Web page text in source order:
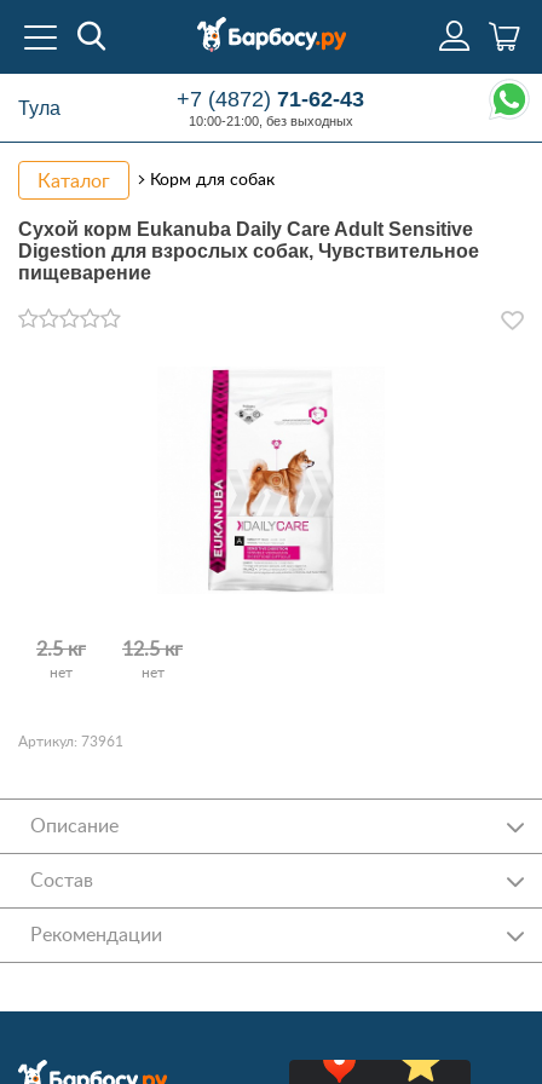
Тула +7 (4872)71-62-43
10:00-21:00, без выходных
Каталог Корм для собак
Сухой корм Eukanuba Daily Care Adult Sensitive
Digestion для взрослых собак, Чувствительное
пищеварение
2.5 кг
нет
12.5 кг
нет
Артикул: 73961
Описание
Состав
Рекомендации